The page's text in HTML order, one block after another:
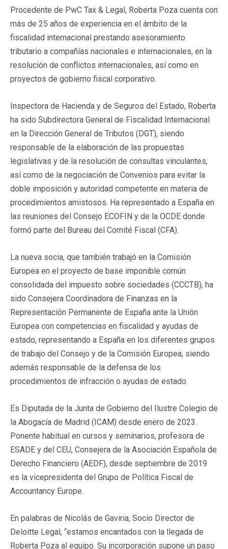
Procedente de PwC Tax & Legal, Roberta Poza cuenta con
más de 25 años de experiencia en el ámbito de la
fiscalidad internacional prestando asesoramiento
tributario a compañías nacionales e internacionales, en la
resolución de conflictos internacionales, así como en
proyectos de gobierno fiscal corporativo.
Inspectora de Hacienda y de Seguros del Estado, Roberta
ha sido Subdirectora General de Fiscalidad Internacional
en la Dirección General de Tributos (DGT), siendo
responsable de la elaboración de las propuestas
legislativas y de la resolución de consultas vinculantes,
así como de la negociación de Convenios para evitar la
doble imposición y autoridad competente en materia de
procedimientos amistosos. Ha representado a España en
las reuniones del Consejo ECOFIN y de la OCDE donde
formó parte del Bureau del Comité Fiscal (CFA).
La nueva socia, que también trabajó en la Comisión
Europea en el proyecto de base imponible común
consolidada del impuesto sobre sociedades (CCCTB), ha
sido Consejera Coordinadora de Finanzas en la
Representación Permanente de España ante la Unión
Europea con competencias en fiscalidad y ayudas de
estado, representando a España en los diferentes grupos
de trabajo del Consejo y de la Comisión Europea, siendo
además responsable de la defensa de los
procedimientos de infracción o ayudas de estado.
Es Diputada de la Junta de Gobierno del Ilustre Colegio de
la Abogacía de Madrid (ICAM) desde enero de 2023.
Ponente habitual en cursos y seminarios, profesora de
ESADE y del CEU, Consejera de la Asociación Española de
Derecho Financiero (AEDF), desde septiembre de 2019
es la vicepresidenta del Grupo de Política Fiscal de
Accountancy Europe.
En palabras de Nicolás de Gaviria, Socio Director de
Deloitte Legal, “estamos encantados con la llegada de
Roberta Poza al equipo. Su incorporación supone un paso